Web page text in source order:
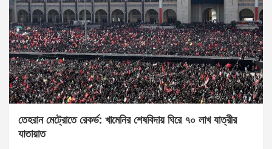
তেহরান মেট্রোতে রেকর্ড: খামেনির শেষবিদায় ঘিরে ৭০ লাখ যাত্রীর
যাতায়াত